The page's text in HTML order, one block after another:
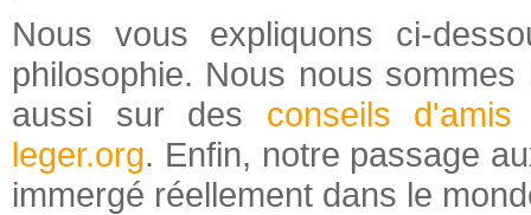
Nous vous expliquons ci-
philosophie. Nous nous
aussi sur des conseils d'amis
leger.org. Enfin, notre passage
immergé réellement dans le